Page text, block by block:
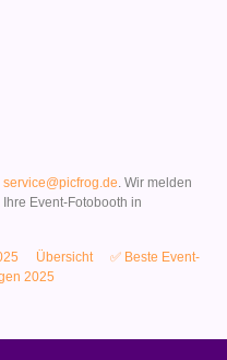
service@picfrog.de . Wir melden
Event-Fotobooth in
Übersicht
✅ Beste Event-
2025